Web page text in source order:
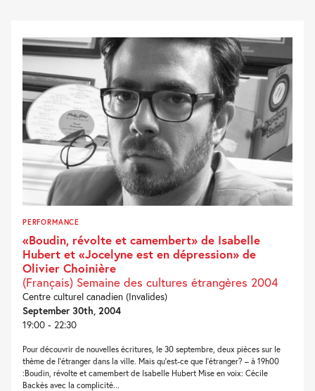
PERFORMANCE
«Boudin, révolte et camembert» de Isabelle
Hubert et «Jocelyne est en dépression» de
Olivier Choinière
(Français) Semaine des cultures étrangères 2004
Centre culturel canadien (Invalides)
September 30th, 2004
19:00 - 22:30
Pour découvrir de nouvelles écritures, le 30 septembre, deux pièces sur le
thème de l‘étranger dans la ville. Mais qu’est-ce que l’étranger? – à 19h00
:Boudin, révolte et camembert de Isabelle Hubert Mise en voix: Cécile
Backès avec la complicité...